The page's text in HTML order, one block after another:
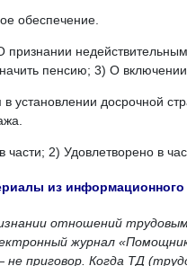
обеспечение.
признании
пенсию; 3) О
установлении досрочной
части; 2) Удовлетворено в
из информационного
отношений
журнал
приговор. Когда ТД